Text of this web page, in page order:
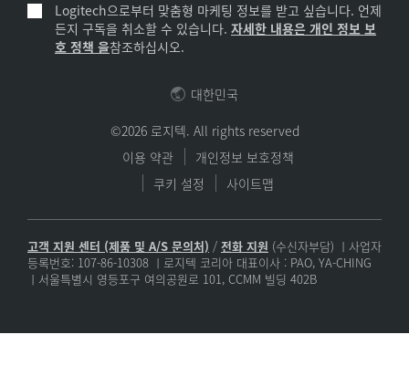
Logitech으로부터 맞춤형 마케팅 정보를 받고 싶습니다. 언제
든지 구독을 취소할 수 있습니다. 자세한 내용은 개인 정보 보
호 정책 을참조하십시오.
©2026 로지텍. All rights reserved
이용 약관
개인정보 보호정책
쿠키 설정
사이트맵
대한민국
고객 지원 센터 (제품 및 A/S 문의처) / 전화 지원 (수신자부담) ㅣ사업자
등록번호: 107-86-10308 ㅣ로지텍 코리아 대표이사 : PAO, YA-CHING
ㅣ서울특별시 영등포구 여의공원로 101, CCMM 빌딩 402B